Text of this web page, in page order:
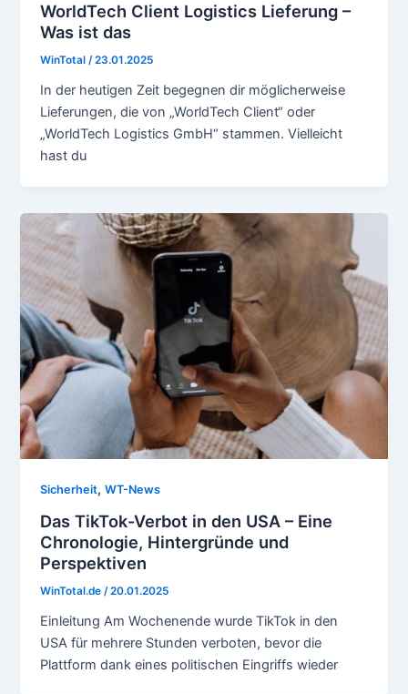
WorldTech Client Logistics Lieferung –
Was ist das
WinTotal/23.01.2025
In der heutigen Zeit begegnen dir möglicherweise
Lieferungen, die von „WorldTech Client“ oder
„WorldTech Logistics GmbH“ stammen. Vielleicht
hast du
Sicherheit,WT-News
Das TikTok-Verbot in den USA – Eine
Chronologie, Hintergründe und
Perspektiven
WinTotal.de/20.01.2025
Einleitung Am Wochenende wurde TikTok in den
USA für mehrere Stunden verboten, bevor die
Plattform dank eines politischen Eingriffs wieder